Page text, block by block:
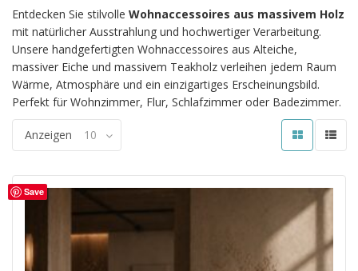
Entdecken Sie stilvolle Wohnaccessoires aus massivem Holz
mit natürlicher Ausstrahlung und hochwertiger Verarbeitung.
Unsere handgefertigten Wohnaccessoires aus Alteiche,
massiver Eiche und massivem Teakholz verleihen jedem Raum
Wärme, Atmosphäre und ein einzigartiges Erscheinungsbild.
Perfekt für Wohnzimmer, Flur, Schlafzimmer oder Badezimmer.
Anzeigen 10
Save